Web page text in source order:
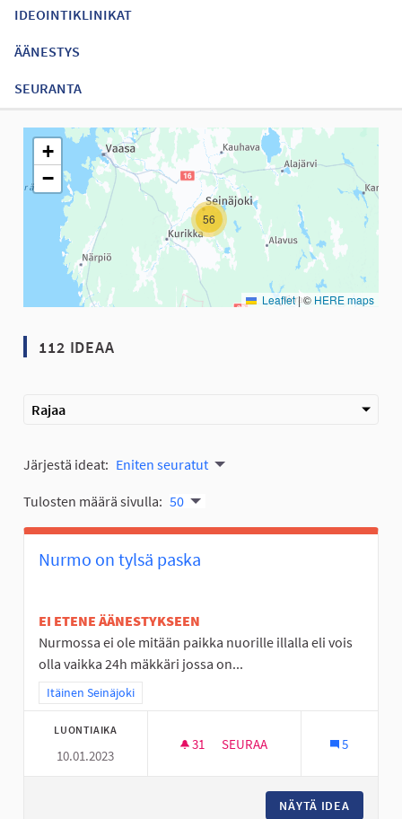
IDEOINTIKLINIKAT
ÄÄNESTYS
SEURANTA
Seuraavassa elementissä on kartta, joka esittää tämän
56
+
−
Leaflet |© HERE maps
112 IDEAA
Rajaa
Järjestä ideat: Eniten seuratut
Tulosten määrä sivulla: 50
Nurmo on tylsä paska
EI ETENE ÄÄNESTYKSEEN
Nurmossa ei ole mitään paikka nuorille illalla eli vois
olla vaikka 24h mäkkäri jossa on...
Rajaa tulokset teeman mukaan: Itäinen Seinäjoki
Itäinen Seinäjoki
LUONTIAIKA
10.01.2023
31 31 SEURAAJAA
SEURAA 5
NÄYTÄ IDEA